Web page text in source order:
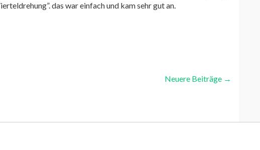
das war einfach und kam sehr gut an.
Neuere Beiträge →